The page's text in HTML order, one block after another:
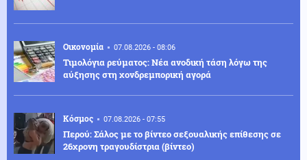
Οικονομία 07.08.2026 - 08:06
Τιμολόγια ρεύματος: Νέα ανοδική τάση λόγω της
αύξησης στη χονδρεμπορική αγορά
Κόσμος 07.08.2026 - 07:55
Περού: Σάλος με το βίντεο σεξουαλικής επίθεσης σε
26χρονη τραγουδίστρια (βίντεο)